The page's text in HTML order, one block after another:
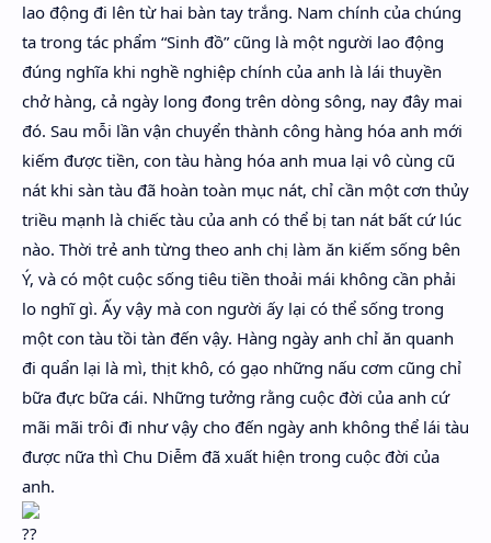
lao động đi lên từ hai bàn tay trắng. Nam chính của chúng
ta trong tác phẩm “Sinh đồ” cũng là một người lao động
đúng nghĩa khi nghề nghiệp chính của anh là lái thuyền
chở hàng, cả ngày long đong trên dòng sông, nay đây mai
đó. Sau mỗi lần vận chuyển thành công hàng hóa anh mới
kiếm được tiền, con tàu hàng hóa anh mua lại vô cùng cũ
nát khi sàn tàu đã hoàn toàn mục nát, chỉ cần một cơn thủy
triều mạnh là chiếc tàu của anh có thể bị tan nát bất cứ lúc
nào. Thời trẻ anh từng theo anh chị làm ăn kiếm sống bên
Ý, và có một cuộc sống tiêu tiền thoải mái không cần phải
lo nghĩ gì. Ấy vậy mà con người ấy lại có thể sống trong
một con tàu tồi tàn đến vậy. Hàng ngày anh chỉ ăn quanh
đi quẩn lại là mì, thịt khô, có gạo những nấu cơm cũng chỉ
bữa đực bữa cái. Những tưởng rằng cuộc đời của anh cứ
mãi mãi trôi đi như vậy cho đến ngày anh không thể lái tàu
được nữa thì Chu Diễm đã xuất hiện trong cuộc đời của
anh.